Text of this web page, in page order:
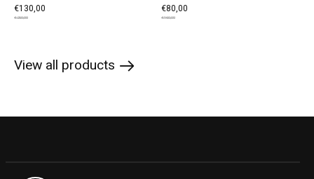
€130,00
€260,00
€80,00
€160,00
View all products